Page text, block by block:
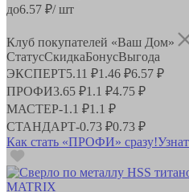
до6.57 ₽/ шт
Клуб покупателей «Ваш Дом»
СтатусСкидкаБонусВыгода
ЭКСПЕРТ5.11 ₽1.46 ₽6.57 ₽
ПРОФИ3.65 ₽1.1 ₽4.75 ₽
МАСТЕР-1.1 ₽1.1 ₽
СТАНДАРТ-0.73 ₽0.73 ₽
Как стать «ПРОФИ» сразу!